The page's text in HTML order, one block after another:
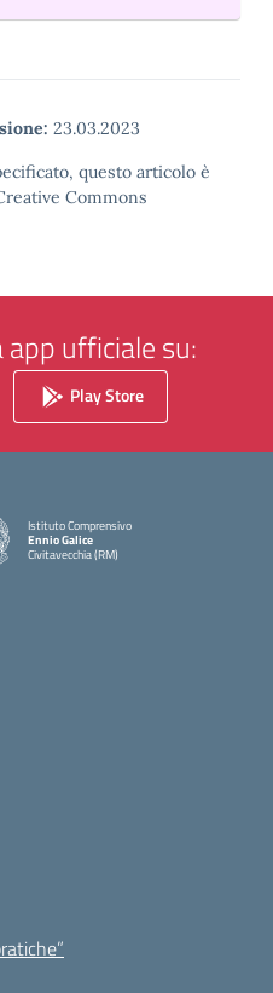
23.03.2023
questo articolo è
Commons
app ufficiale su:
Play Store
Istituto Comprensivo
Ennio Galice
Civitavecchia (RM)